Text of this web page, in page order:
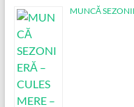
MUNCĂ